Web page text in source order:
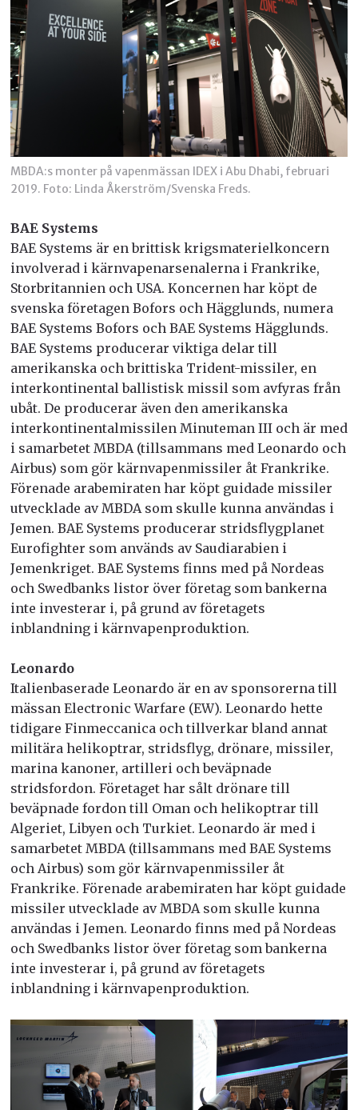
MBDA:s monter på vapenmässan IDEX i Abu Dhabi, februari
2019. Foto: Linda Åkerström/Svenska Freds.
BAE Systems
BAE Systems är en brittisk krigsmaterielkoncern
involverad i kärnvapenarsenalerna i Frankrike,
Storbritannien och USA. Koncernen har köpt de
svenska företagen Bofors och Hägglunds, numera
BAE Systems Bofors och BAE Systems Hägglunds.
BAE Systems producerar viktiga delar till
amerikanska och brittiska Trident-missiler, en
interkontinental ballistisk missil som avfyras från
ubåt. De producerar även den amerikanska
interkontinentalmissilen Minuteman III och är med
i samarbetet MBDA (tillsammans med Leonardo och
Airbus) som gör kärnvapenmissiler åt Frankrike.
Förenade arabemiraten har köpt guidade missiler
utvecklade av MBDA som skulle kunna användas i
Jemen. BAE Systems producerar stridsflygplanet
Eurofighter som används av Saudiarabien i
Jemenkriget. BAE Systems finns med på Nordeas
och Swedbanks listor över företag som bankerna
inte investerar i, på grund av företagets
inblandning i kärnvapenproduktion.
Leonardo
Italienbaserade Leonardo är en av sponsorerna till
mässan Electronic Warfare (EW). Leonardo hette
tidigare Finmeccanica och tillverkar bland annat
militära helikoptrar, stridsflyg, drönare, missiler,
marina kanoner, artilleri och beväpnade
stridsfordon. Företaget har sålt drönare till
beväpnade fordon till Oman och helikoptrar till
Algeriet, Libyen och Turkiet. Leonardo är med i
samarbetet MBDA (tillsammans med BAE Systems
och Airbus) som gör kärnvapenmissiler åt
Frankrike. Förenade arabemiraten har köpt guidade
missiler utvecklade av MBDA som skulle kunna
användas i Jemen. Leonardo finns med på Nordeas
och Swedbanks listor över företag som bankerna
inte investerar i, på grund av företagets
inblandning i kärnvapenproduktion.